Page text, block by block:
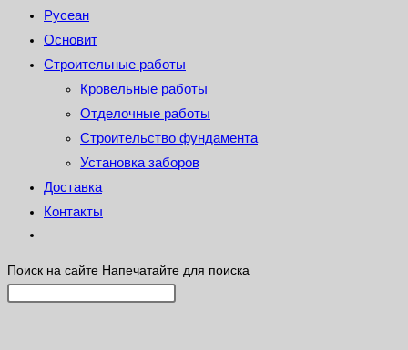
Русеан
Основит
Строительные работы
Кровельные работы
Отделочные работы
Строительство фундамента
Установка заборов
Доставка
Контакты
Поиск на сайте Напечатайте для поиска